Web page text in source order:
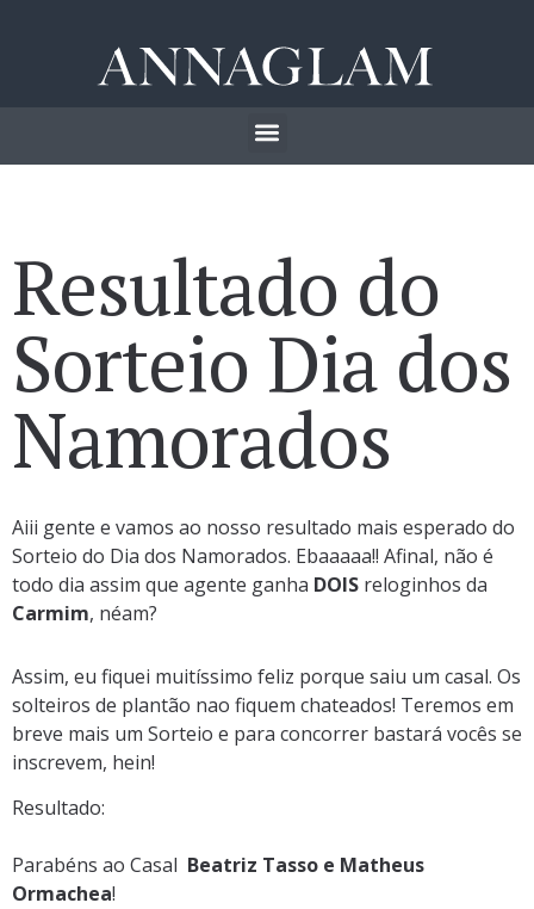
Resultado do
Sorteio Dia dos
Namorados
Aiii gente e vamos ao nosso resultado mais esperado do
Sorteio do Dia dos Namorados. Ebaaaaa!! Afinal, não é
todo dia assim que agente ganha DOIS reloginhos da
Carmim, néam?
Assim, eu fiquei muitíssimo feliz porque saiu um casal. Os
solteiros de plantão nao fiquem chateados! Teremos em
breve mais um Sorteio e para concorrer bastará vocês se
inscrevem, hein!
Resultado:
Parabéns ao Casal Beatriz Tasso e Matheus
Ormachea!